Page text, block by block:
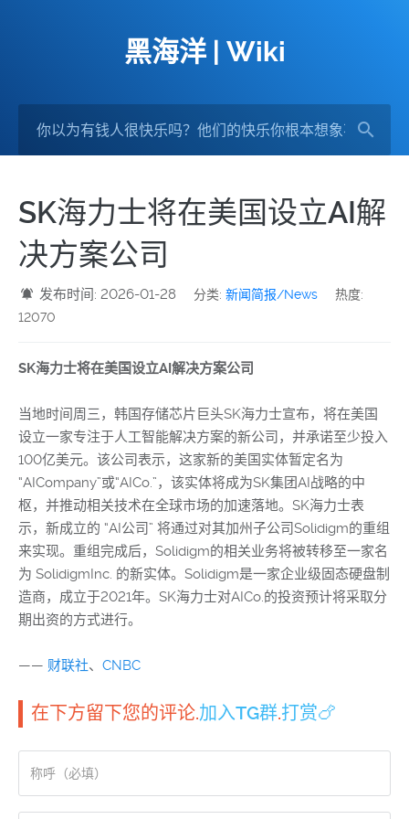
黑海洋 | Wiki
SK海力士将在美国设立AI解
决方案公司
发布时间: 2026-01-28 分类:新闻简报/News
热度:
12070
SK海力士将在美国设立AI解决方案公司
当地时间周三，韩国存储芯片巨头SK海力士宣布，将在美国
设立一家专注于人工智能解决方案的新公司，并承诺至少投入
100亿美元。该公司表示，这家新的美国实体暂定名为
“AICompany”或“AICo.”，该实体将成为SK集团AI战略的中
枢，并推动相关技术在全球市场的加速落地。SK海力士表
示，新成立的 “AI公司” 将通过对其加州子公司Solidigm的重组
来实现。重组完成后，Solidigm的相关业务将被转移至一家名
为 SolidigmInc. 的新实体。Solidigm是一家企业级固态硬盘制
造商，成立于2021年。SK海力士对AICo.的投资预计将采取分
期出资的方式进行。
—— 财联社、 CNBC
在下方留下您的评论.加入TG群.打赏🍗